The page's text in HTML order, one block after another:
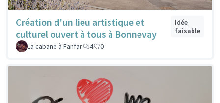
Création d'un lieu artistique et
culturel ouvert à tous à Bonnevay
Idée
faisable
La cabane à Fanfan
4 0